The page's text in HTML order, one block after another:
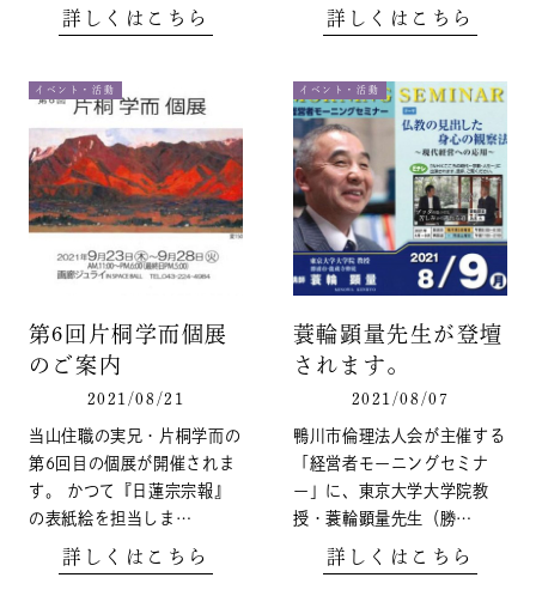
詳しくはこちら 詳しくはこちら
イベント・活動
第6回片桐学而個展
のご案内
2021/08/21
当山住職の実兄・片桐学而の
第6回目の個展が開催されま
す。 かつて『日蓮宗宗報』
の表紙絵を担当しま…
詳しくはこちら
イベント・活動
蓑輪顕量先生が登壇
されます。
2021/08/07
鴨川市倫理法人会が主催する
「経営者モーニングセミナ
ー」に、東京大学大学院教
授・蓑輪顕量先生（勝…
詳しくはこちら